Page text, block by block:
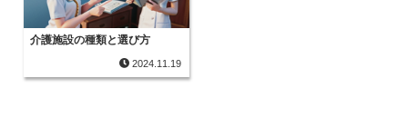
介護施設の種類と選び方
2024.11.19